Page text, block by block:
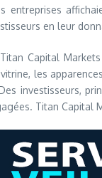
entreprises
en leur
Capital
les
investisseurs,
Titan